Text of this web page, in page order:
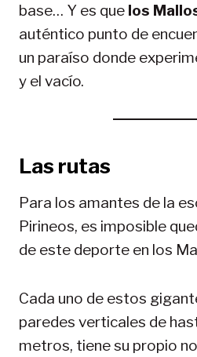
base… Y es que los
auténtico punto de
un paraíso donde
y el vacío.
Las rutas
Para los amantes de la
Pirineos, es imposible
de este deporte en los
Cada uno de estos
paredes verticales de
metros, tiene su propio